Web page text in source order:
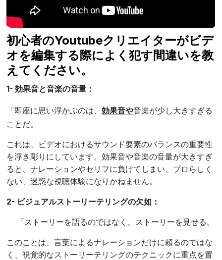
初心者のYoutubeクリエイターがビデ
オを編集する際によく犯す間違いを教
えてください。
1- 効果音と音楽の音量：
「即座に思い浮かぶのは、効果音や音楽が少し大きすぎる
ことだ。
これは、ビデオにおけるサウンド要素のバランスの重要性
を浮き彫りにしています。効果音や音楽の音量が大きすぎ
ると、ナレーションやセリフに負けてしまい、プロらしく
ない、迷惑な視聴体験になりかねません。
2- ビジュアルストーリーテリングの欠如：
「ストーリーを語るのではなく、ストーリーを見せる。
このことは、言葉によるナレーションだけに頼るのではな
く、視覚的なストーリーテリングのテクニックに重点を置